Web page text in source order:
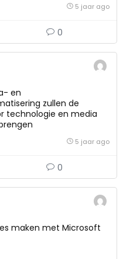
5 jaar ago
0
en
zullen de
technologie en media
5 jaar ago
0
maken met Microsoft